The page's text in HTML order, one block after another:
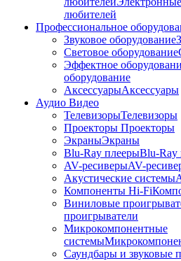
любителей
Профессиональное
Звуковое оборудование
Световое оборудование
Эффектное
оборудование
АксессуарыАксессуары
Аудио Видео
ТелевизорыТелевизоры
Проекторы Проекторы
ЭкраныЭкраны
Blu-Ray плеерыBlu-Ray
AV-ресиверыAV-
Акустические системы
Компоненты Hi-Fi
Виниловые
проигрыватели
Микрокомпонентные
системы
Саундбары и звуковые